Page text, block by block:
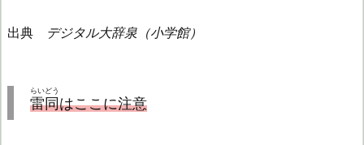
出典 デジタル大辞泉（小学館）
雷同
らいどう
はここに注意